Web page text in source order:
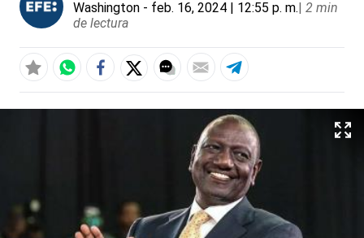
Washington - feb. 16, 2024 | 12:55 p. m.| 2 min
de lectura